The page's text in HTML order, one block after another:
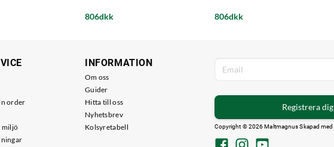
806dkk 806dkk
order
miljö
INFORMATION
Om oss
Guider
Hitta till oss
Nyhetsbrev
Kolsyretabell
Registrera dig
Copyright © 2026 Maltmagnus Skapad med